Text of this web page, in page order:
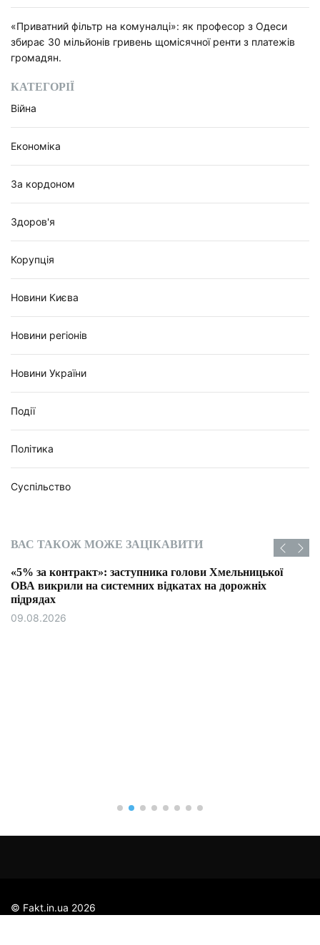
«Приватний фільтр на комуналці»: як професор з Одеси
збирає 30 мільйонів гривень щомісячної ренти з платежів
громадян.
КАТЕГОРІЇ
Війна
Економіка
За кордоном
Здоров'я
Корупція
Новини Києва
Новини регіонів
Новини України
Події
Політика
Суспільство
ВАС ТАКОЖ МОЖЕ ЗАЦІКАВИТИ
за контракт»: заступника голови Хмельницької
викрили на системних відкатах на дорожніх
© Fakt.in.ua 2026